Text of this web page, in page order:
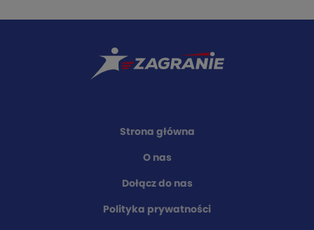
Strona główna
O nas
Dołącz do nas
Polityka prywatności